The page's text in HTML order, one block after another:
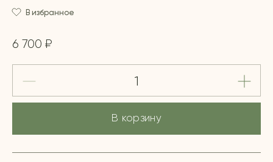
В избранное
6 700 ₽
В корзину